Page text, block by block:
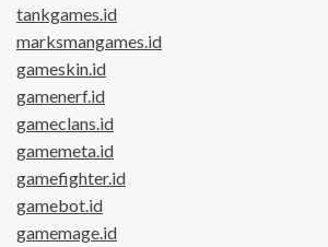
tankgames.id
marksmangames.id
gameskin.id
gamenerf.id
gameclans.id
gamemeta.id
gamefighter.id
gamebot.id
gamemage.id